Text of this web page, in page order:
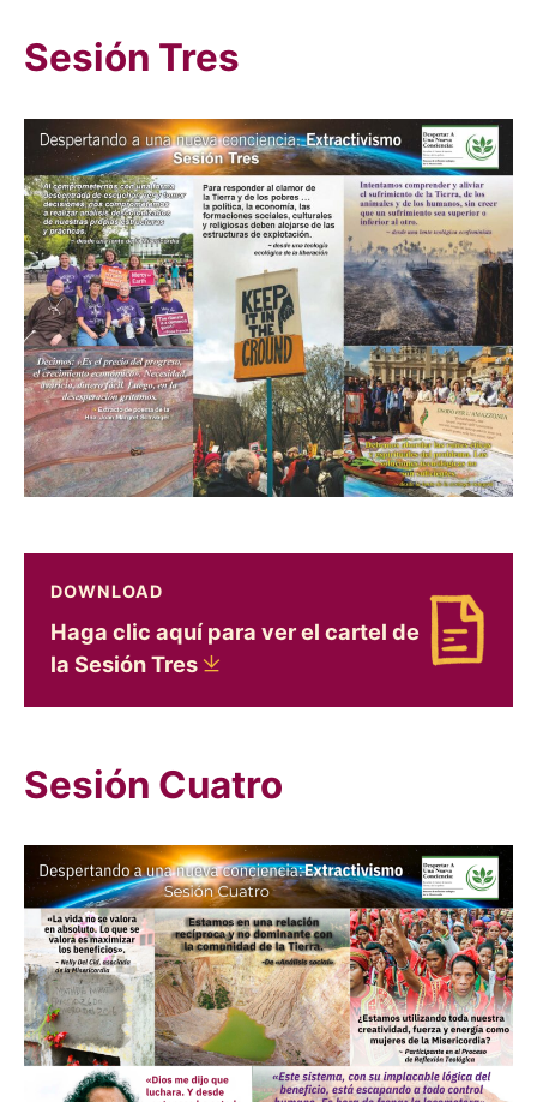
Sesión Tres
Download Haga clic aquí para ver el cartel de
DOWNLOAD
Haga clic aquí para ver el cartel de
la SesiónTres
Sesión Cuatro